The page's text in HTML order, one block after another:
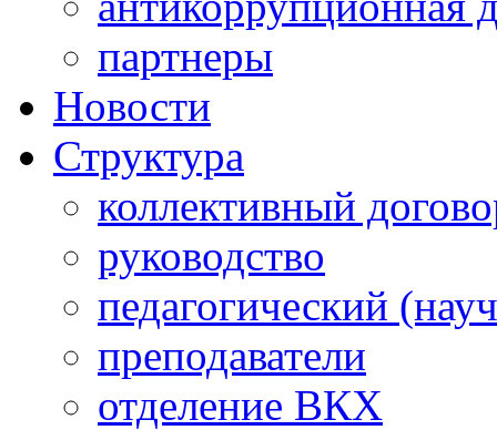
партнеры
Новости
Структура
коллективный
руководство
педагогический
преподаватели
отделение ВКХ